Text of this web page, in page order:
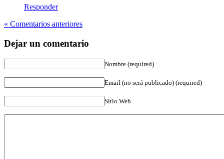
Responder
« Comentarios anteriores
Dejar un comentario
Nombre (required)
Email (no será publicado) (required)
Sitio Web